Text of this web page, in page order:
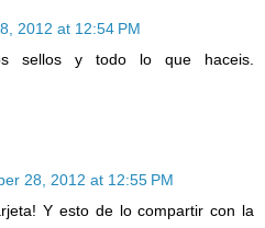
2012 at 12:54 PM
sellos y todo lo que haceis.
28, 2012 at 12:55 PM
Y esto de lo compartir con la